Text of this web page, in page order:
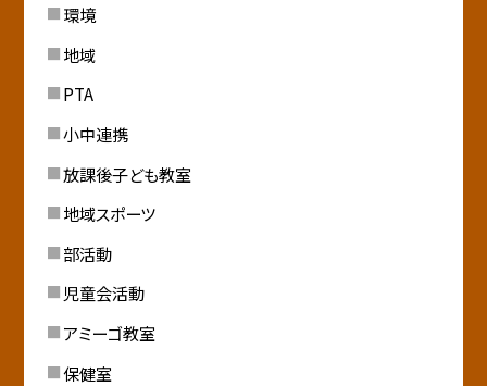
環境
地域
PTA
小中連携
放課後子ども教室
地域スポーツ
部活動
児童会活動
アミーゴ教室
保健室